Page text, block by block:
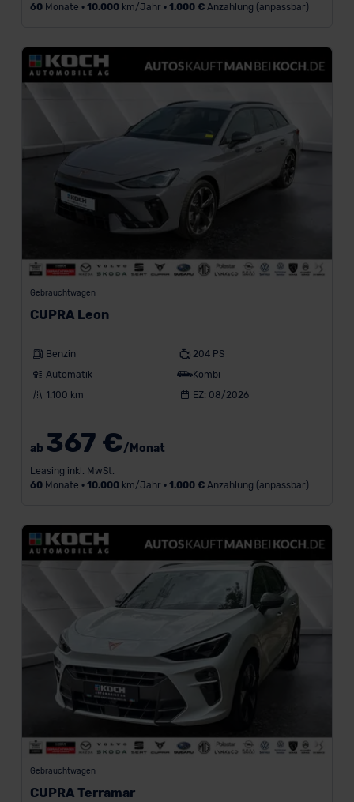
Kommission (Art. 45 Abs. 1 DSGVO), von
Standarddatenschutzklauseln (Art. 46 Abs. 2 lit. c
erteilen. Nähere Informationen zu den bestehenden
Datenschutzklauseln können Sie über den Kontakt zu
unserem Datenschutzbeauftragten unter
datenschutz@meinauto.de anfordern.
Datenschutzerklärung| Impressum
60Monate • 10.000km/Jahr • 1.000 €Anzahlung (anpassbar)
Gebrauchtwagen
CUPRA Leon
Benzin
204 PS
Automatik
Kombi
1.100 km
EZ: 08/2026
ab 367 €/Monat
Leasing inkl. MwSt.
60Monate • 10.000km/Jahr • 1.000 €Anzahlung (anpassbar)
Gebrauchtwagen
CUPRA Terramar